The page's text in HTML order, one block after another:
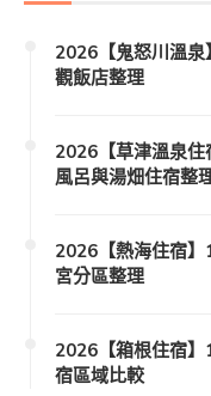
2026【鬼怒川溫
觀飯店整理
2026【草津溫泉
風呂與湯畑住宿整
2026【熱海住宿
宮分區整理
2026【箱根住宿
宿區域比較